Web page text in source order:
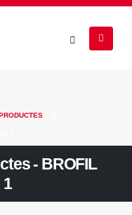
- BROFIL
1